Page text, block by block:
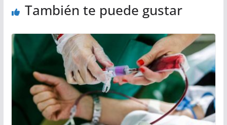
También te puede gustar